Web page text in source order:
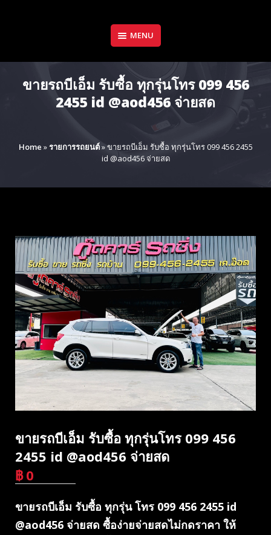
MENU
ขายรถบีเอ็ม รับซื้อ ทุกรุ่นโทร 099 456
2455 id @aod456 จ่ายสด
Home »รายการรถยนต์»ขายรถบีเอ็ม รับซื้อ ทุกรุ่นโทร 099 456 2455
id @aod456 จ่ายสด
ขายรถบีเอ็ม รับซื้อ ทุกรุ่นโทร 099 456
2455 id @aod456 จ่ายสด
฿ 0
ขายรถบีเอ็ม รับซื้อ ทุกรุ่น โทร 099 456 2455 id
@aod456 จ่ายสด ซื้อง่ายจ่ายสดไม่กดราคา ให้